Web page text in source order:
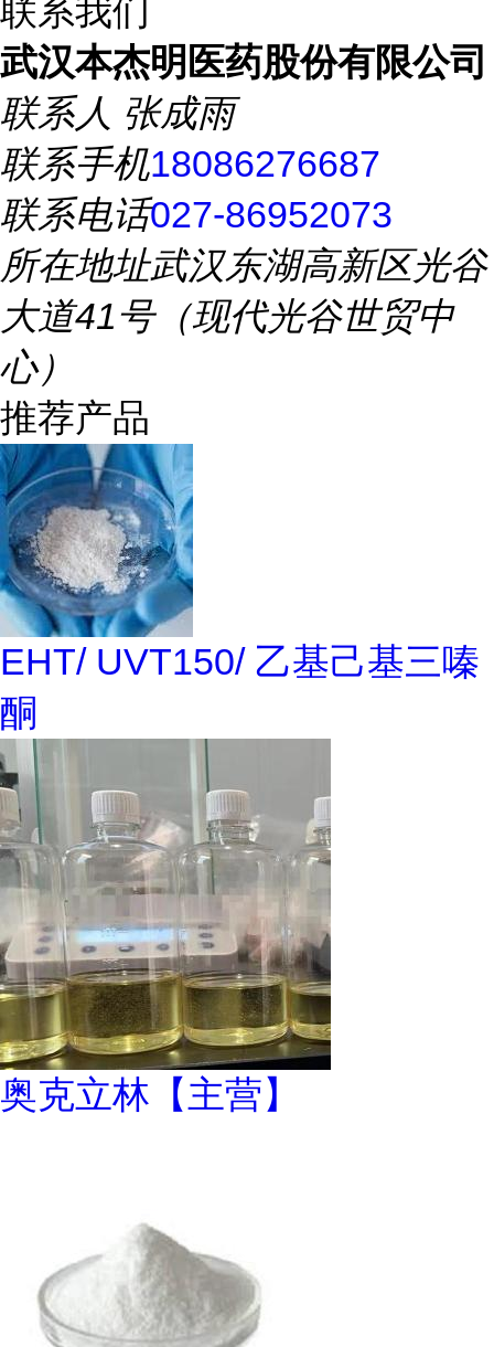
联系我们
武汉本杰明医药股份有限公司
联系人 张成雨
联系手机18086276687
联系电话027-86952073
所在地址武汉东湖高新区光谷
大道41号（现代光谷世贸中
心）
推荐产品
EHT/ UVT150/ 乙基己基三嗪
酮
奥克立林【主营】